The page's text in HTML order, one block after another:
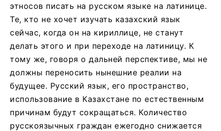
этносов писать на русском языке на латинице.
Те, кто не хочет изучать казахский язык
сейчас, когда он на кириллице, не станут
делать этого и при переходе на латиницу. К
тому же, говоря о дальней перспективе, мы не
должны переносить нынешние реалии на
будущее. Русский язык, его пространство,
использование в Казахстане по естественным
причинам будут сокращаться. Количество
русскоязычных граждан ежегодно снижается